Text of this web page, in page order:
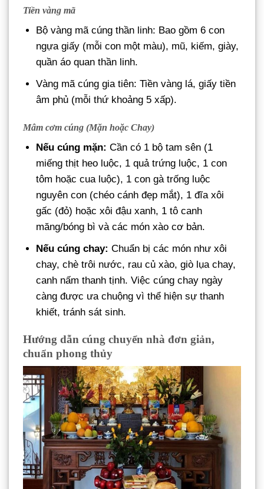
Tiền vàng mã
Bộ vàng mã cúng thần linh: Bao gồm 6 con
ngựa giấy (mỗi con một màu), mũ, kiếm, giày,
quần áo quan thần linh.
Vàng mã cúng gia tiên: Tiền vàng lá, giấy tiền
âm phủ (mỗi thứ khoảng 5 xấp).
Mâm cơm cúng (Mặn hoặc Chay)
Nếu cúng mặn: Cần có 1 bộ tam sên (1
miếng thịt heo luộc, 1 quả trứng luộc, 1 con
tôm hoặc cua luộc), 1 con gà trống luộc
nguyên con (chéo cánh đẹp mắt), 1 đĩa xôi
gấc (đỏ) hoặc xôi đậu xanh, 1 tô canh
măng/bóng bì và các món xào cơ bản.
Nếu cúng chay: Chuẩn bị các món như xôi
chay, chè trôi nước, rau củ xào, giò lụa chay,
canh nấm thanh tịnh. Việc cúng chay ngày
càng được ưa chuộng vì thể hiện sự thanh
khiết, tránh sát sinh.
Hướng dẫn cúng chuyển nhà đơn giản,
chuẩn phong thủy